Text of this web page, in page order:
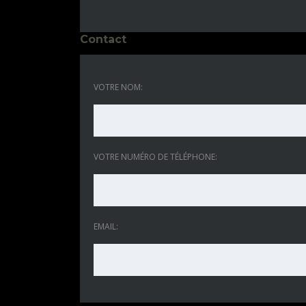
Contact
VOTRE NOM:
VOTRE NUMÉRO DE TÉLÉPHONE:
EMAIL: